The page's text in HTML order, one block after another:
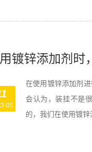
镀锌添加剂时
05
在使用镀锌添加剂
会认为，装挂不是
的，我们在使用镀锌